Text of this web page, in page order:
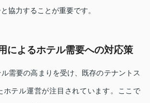
協力することが重要です。
によるホテル需要への対応策
需要の高まりを受け、既存のテナントス
ホテル運営が注目されています。ここで